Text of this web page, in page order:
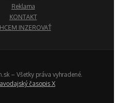
Reklama
KONTAKT
INZEROVAŤ
– Všetky práva vyhradené.
časopis X